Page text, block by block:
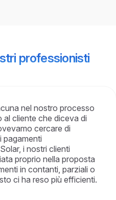
professionisti
nel nostro processo
cliente che diceva di
cercare di
pagamenti
i nostri clienti
proprio nella proposta
in contanti, parziali o
ci ha reso più efficienti.